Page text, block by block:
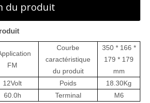
du produit
FM
Courbe
caractéristique
du produit
350 * 166 *
179 * 179
mm
12Volt Poids 18.30Kg
60.0h Terminal M6